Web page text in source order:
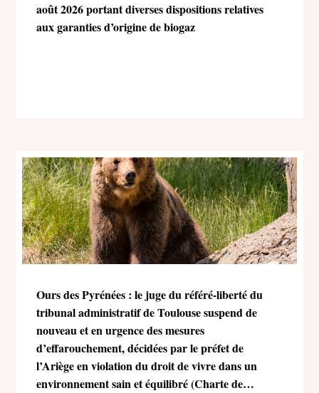
août 2026 portant diverses dispositions relatives
aux garanties d’origine de biogaz
Ours des Pyrénées : le juge du référé-liberté du
tribunal administratif de Toulouse suspend de
nouveau et en urgence des mesures
d’effarouchement, décidées par le préfet de
l’Ariège en violation du droit de vivre dans un
environnement sain et équilibré (Charte de